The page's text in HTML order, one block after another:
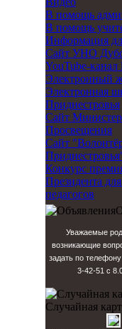
В помощь
В помощь
Информация
Cайт УНО
YouTube-канал
Электронный
Электронная
Приднестровья
Сайт
Просвещения
Сайт
Конкурс
Президента
педагогов
Уважаемые
возникающие
задать по
3-42-51 с
Случайная